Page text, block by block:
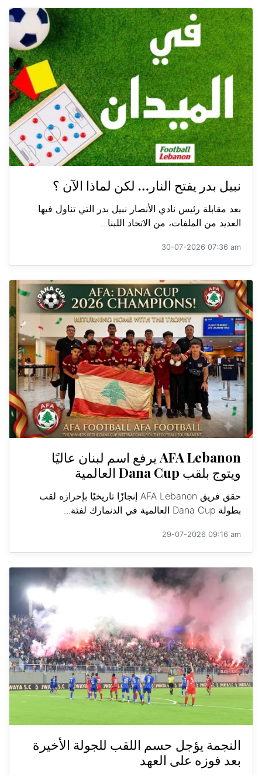
نبيل بدر يفتح النار… لكن لماذا الآن ؟
بعد مقابلة رئيس نادي الأنصار نبيل بدر التي تناول فيها
العديد من الملفات، من الاتحاد اللبنا...
30-07-2026 07:36 am
AFA Lebanon يرفع اسم لبنان عاليًا
ويتوج بلقب Dana Cup العالمية
حقق فريق AFA Lebanon إنجازًا تاريخيًا بإحرازه لقب
بطولة Dana Cup العالمية في الدنمارك لفئة...
29-07-2026 09:16 am
النجمة يؤجل حسم اللقب للجولة الأخيرة
بعد فوزه على العهد